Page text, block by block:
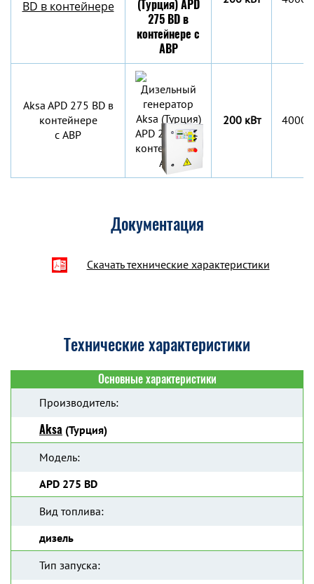
BD в контейнере
Aksa APD 275 BD в
контейнере
c АВР
200 кВт
Документация
Скачать технические характеристики
Технические характеристики
Основные характеристики
Производитель:
Aksa (Турция)
Модель:
APD 275 BD
Вид топлива:
дизель
Тип запуска: